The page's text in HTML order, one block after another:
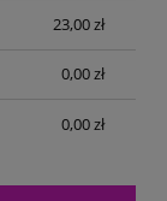
23,00 zł
0,00 zł
0,00 zł